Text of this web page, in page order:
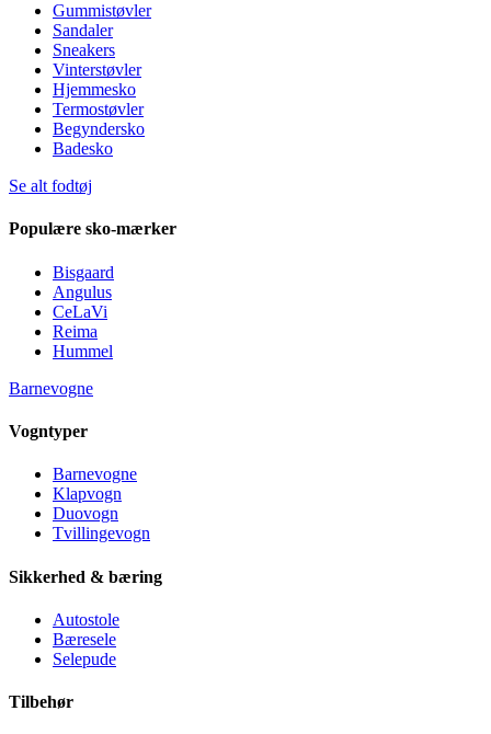
Gummistøvler
Sandaler
Sneakers
Vinterstøvler
Hjemmesko
Termostøvler
Begyndersko
Badesko
Se alt fodtøj
Populære sko-mærker
Bisgaard
Angulus
CeLaVi
Reima
Hummel
Barnevogne
Vogntyper
Barnevogne
Klapvogn
Duovogn
Tvillingevogn
Sikkerhed & bæring
Autostole
Bæresele
Selepude
Tilbehør